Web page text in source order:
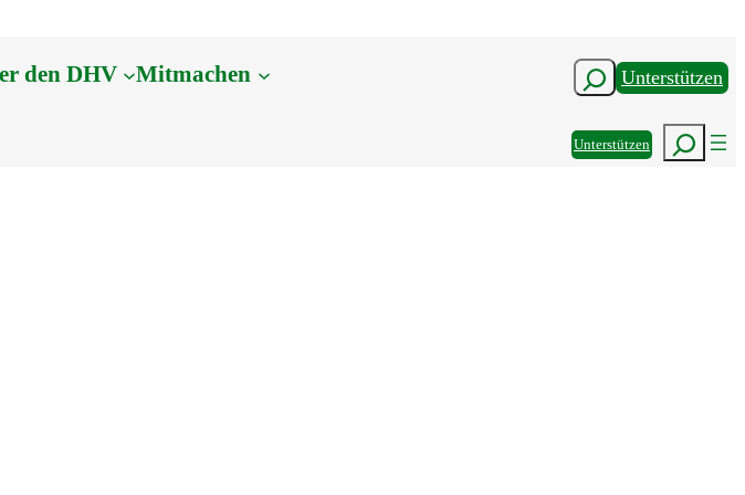
den DHV Mitmachen SuchenUnterstützen
UnterstützenSuchen